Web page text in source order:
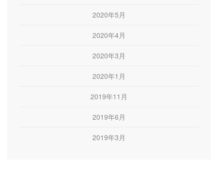
2020年5月
2020年4月
2020年3月
2020年1月
2019年11月
2019年6月
2019年3月